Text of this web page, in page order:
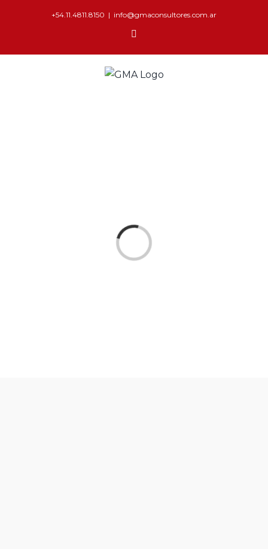
+54.11.4811.8150 | info@gmaconsultores.com.ar
Cargando...